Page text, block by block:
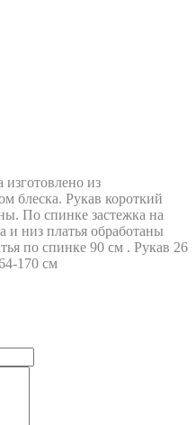
изготовлено из
блеска. Рукав короткий
По спинке застежка на
и низ платья обработаны
по спинке 90 см . Рукав 26
170 см